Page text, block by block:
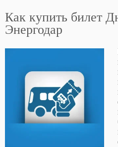
Как купить билет
Энергодар